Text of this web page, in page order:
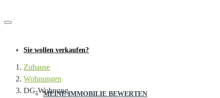
Sie wollen verkaufen?
MEINE IMMOBILIE BEWERTEN
Zuhause
Wohnungen
DG-Wohnung